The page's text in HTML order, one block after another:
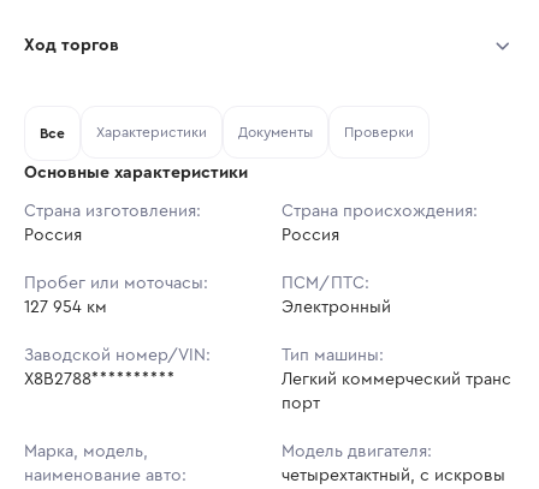
Тип аукциона: Открытые торги
Шаг торгов: 16 344 ₽
Кол-во ставок:
Ход торгов
Ставок не найдено
в аукционах
Все Характеристики Документы Проверки
Основные характеристики
Страна изготовления:
Россия
Страна происхождения:
Россия
Пробег или моточасы:
127 954 км
ПСМ/ПТС:
Электронный
Заводской номер/VIN:
X8B2788**********
Тип машины:
Легкий коммерческий транс
порт
Марка, модель,
наименование авто:
Модель двигателя:
четырехтактный, с искровы